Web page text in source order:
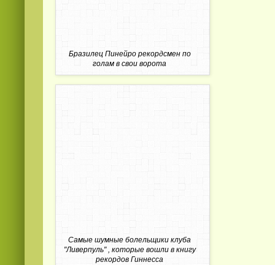
Бразилец Пинейро рекордсмен по
голам в свои ворота
Самые шумные болельщики клуба
"Ливерпуль" , которые вошли в книгу
рекордов Гиннесса